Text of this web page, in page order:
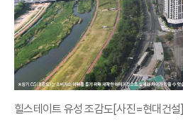
힐스테이트 유성 조감도[사진=현대건설]